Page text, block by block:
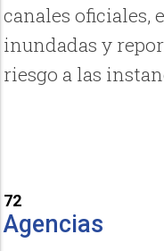
canales oficiales,
inundadas y
riesgo a las
72
Agencias